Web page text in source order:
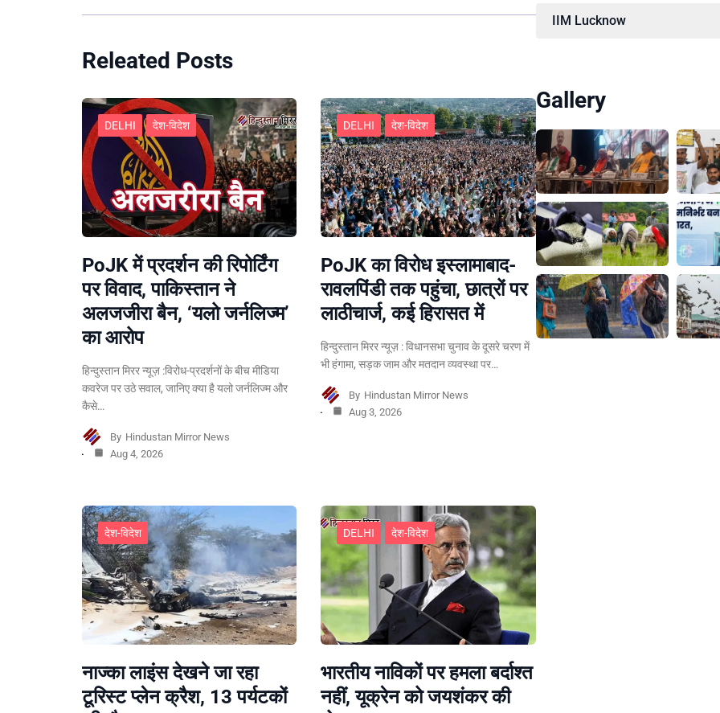
Releated Posts
DELHI देश-विदेश
PoJK में प्रदर्शन की रिपोर्टिंग
पर विवाद, पाकिस्तान ने
अलजजीरा बैन, ‘यलो जर्नलिज्म’
का आरोप
हिन्दुस्तान मिरर न्यूज़ :विरोध-प्रदर्शनों के बीच मीडिया
कवरेज पर उठे सवाल, जानिए क्या है यलो जर्नलिज्म और
कैसे…
By Hindustan Mirror News
Aug 4, 2026
DELHI देश-विदेश
PoJK का विरोध इस्लामाबाद-
रावलपिंडी तक पहुंचा, छात्रों पर
लाठीचार्ज, कई हिरासत में
हिन्दुस्तान मिरर न्यूज़ : विधानसभा चुनाव के दूसरे चरण में
भी हंगामा, सड़क जाम और मतदान व्यवस्था पर…
By Hindustan Mirror News
Aug 3, 2026
देश-विदेश
नाज्का लाइंस देखने जा रहा
टूरिस्ट प्लेन क्रैश, 13 पर्यटकों
DELHI देश-विदेश
भारतीय नाविकों पर हमला बर्दाश्त
नहीं, यूक्रेन को जयशंकर की
IIM Lucknow
Gallery